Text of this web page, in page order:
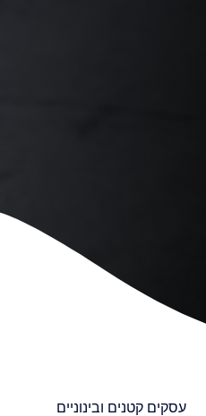
עסקים קטנים ובינוניים